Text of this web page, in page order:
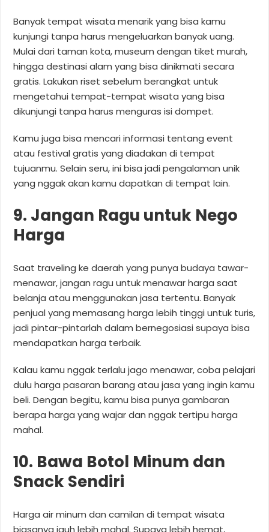
Banyak tempat wisata menarik yang bisa kamu
kunjungi tanpa harus mengeluarkan banyak uang.
Mulai dari taman kota, museum dengan tiket murah,
hingga destinasi alam yang bisa dinikmati secara
gratis. Lakukan riset sebelum berangkat untuk
mengetahui tempat-tempat wisata yang bisa
dikunjungi tanpa harus menguras isi dompet.
Kamu juga bisa mencari informasi tentang event
atau festival gratis yang diadakan di tempat
tujuanmu. Selain seru, ini bisa jadi pengalaman unik
yang nggak akan kamu dapatkan di tempat lain.
9. Jangan Ragu untuk Nego
Harga
Saat traveling ke daerah yang punya budaya tawar-
menawar, jangan ragu untuk menawar harga saat
belanja atau menggunakan jasa tertentu. Banyak
penjual yang memasang harga lebih tinggi untuk turis,
jadi pintar-pintarlah dalam bernegosiasi supaya bisa
mendapatkan harga terbaik.
Kalau kamu nggak terlalu jago menawar, coba pelajari
dulu harga pasaran barang atau jasa yang ingin kamu
beli. Dengan begitu, kamu bisa punya gambaran
berapa harga yang wajar dan nggak tertipu harga
mahal.
10. Bawa Botol Minum dan
Snack Sendiri
Harga air minum dan camilan di tempat wisata
biasanya jauh lebih mahal. Supaya lebih hemat,